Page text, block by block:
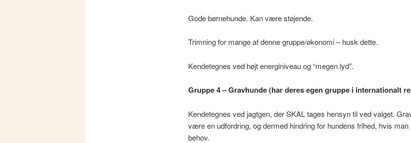
Gode børnehunde. Kan være støjende.
Trimning for mange af denne gruppe/økonomi – husk dette.
Kendetegnes ved højt energiniveau og “megen lyd”.
Gruppe 4 – Gravhunde (har deres egen gruppe i internationalt
Kendetegnes ved jagtgen, der SKAL tages hensyn til ved valget.
være en udfordring, og dermed hindring for hundens frihed, hvis
behov.